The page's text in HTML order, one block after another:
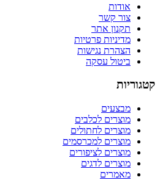
אודות
צור קשר
תקנון אתר
מדיניות פרטיות
הצהרת נגישות
ביטול עסקה
קטגוריות
מבצעים
מוצרים לכלבים
מוצרים לחתולים
מוצרים למכרסמים
מוצרים לציפורים
מוצרים לדגים
מאמרים